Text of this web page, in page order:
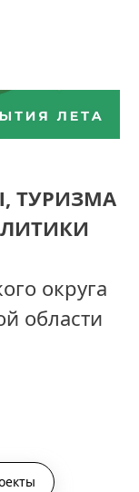
ТУРИЗМА
округа
области